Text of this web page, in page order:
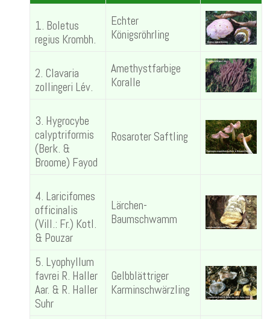
1. Boletus
regius Krombh.
Echter
Königsröhrling
2. Clavaria
zollingeri Lév.
Amethystfarbige
Koralle
3. Hygrocybe
calyptriformis
(Berk. &
Broome) Fayod
Rosaroter Saftling
4. Laricifomes
officinalis
(Vill.: Fr.) Kotl.
& Pouzar
Lärchen-
Baumschwamm
5. Lyophyllum
favrei R. Haller
Aar. & R. Haller
Suhr
Gelbblättriger
Karminschwärzling